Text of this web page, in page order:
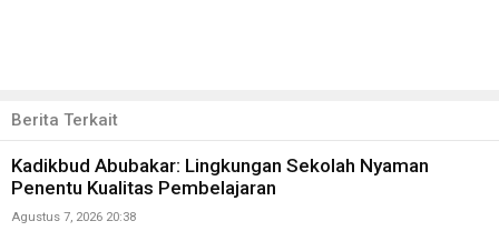
Berita Terkait
Kadikbud Abubakar: Lingkungan Sekolah Nyaman
Penentu Kualitas Pembelajaran
Agustus 7, 2026 20:38